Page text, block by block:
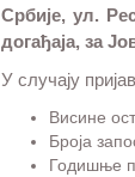
Србије, ул.
догађаја, за
У случају
Висине
Броја
Годишње